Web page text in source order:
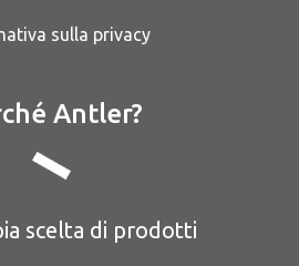
sulla privacy
Antler?
scelta di prodotti